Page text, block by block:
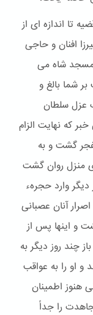
اندازه ای از
افنان و حاجی
مسجد شاه می
شما بالغ و
عزل سلطان
خبر که نهایت الزام
گشت و به
منزل روان گشت
دیگر وارد حجرهء
آنان عصبانی
و اینها پس از
چند روز دیگر به
و او را به عواقب
هنوز اطمینان
را جداً